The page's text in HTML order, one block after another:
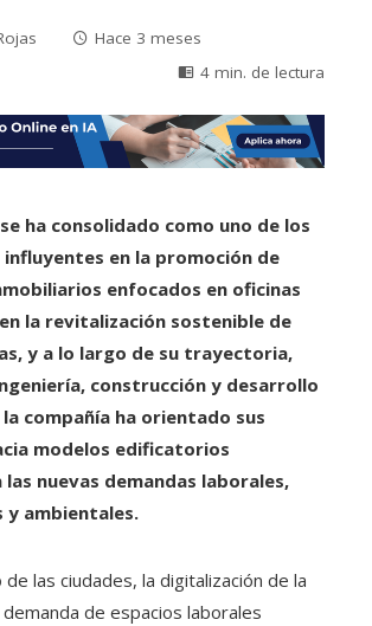
Hace 3 meses
4 min. de lectura
ha consolidado como uno de los
en la promoción de
enfocados en oficinas
la revitalización sostenible de
y a lo largo de su trayectoria,
construcción y desarrollo
compañía ha orientado sus
modelos edificatorios
nuevas demandas laborales,
y ambientales.
de las ciudades, la digitalización de la
de espacios laborales